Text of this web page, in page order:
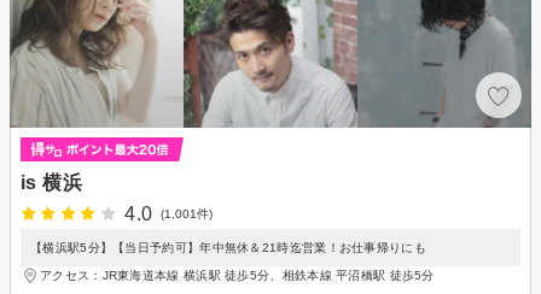
is 横浜
4.0
(1,001件)
【横浜駅5分】【当日予約可】年中無休＆21時迄営業！お仕事帰りにも
アクセス：JR東海道本線 横浜駅 徒歩5分、相鉄本線 平沼橋駅 徒歩5分